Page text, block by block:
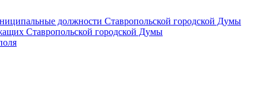
должности Ставропольской городской Думы
Ставропольской городской Думы